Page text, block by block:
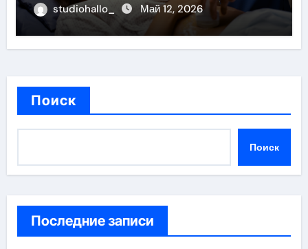
studiohallo_ Май 12, 2026
Поиск
Поиск
Последние записи